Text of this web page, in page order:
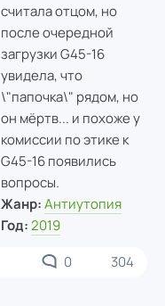
считала отцом, но
после очередной
загрузки G45-16
увидела, что
\"папочка\" рядом, но
он мёртв... и похоже у
комиссии по этике к
G45-16 появились
вопросы.
Жанр: Антиутопия
Год: 2019
0 304